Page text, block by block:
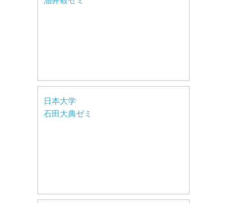
日本大学
石田大典ゼミ